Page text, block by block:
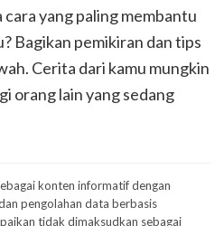
cara yang paling membantu
Bagikan pemikiran dan tips
Cerita dari kamu mungkin
orang lain yang sedang
konten informatif dengan
pengolahan data berbasis
tidak dimaksudkan sebagai